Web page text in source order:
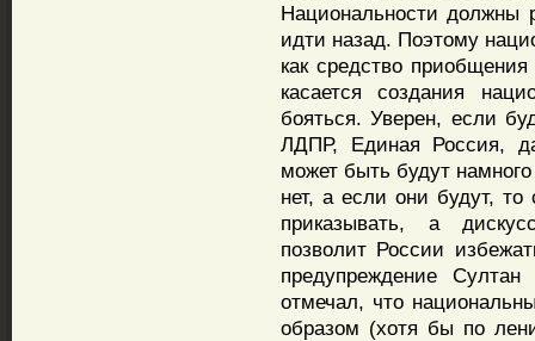
Национальности должны
идти назад. Поэтому
как средство
касается создания
бояться. Уверен, если
ЛДПР, Единая Россия,
может быть будут
нет, а если они будут,
приказывать, а
позволит России
предупреждение
отмечал, что
образом (хотя бы по